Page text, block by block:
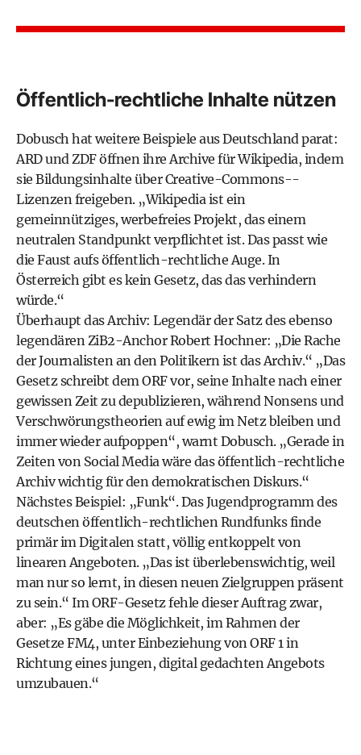
Öffentlich-rechtliche Inhalte nützen
Dobusch hat weitere Beispiele aus Deutschland parat:
ARD und ZDF öffnen ihre Archive für Wikipedia, indem
sie Bildungsinhalte über Creative-Commons-­
Lizenzen freigeben. „Wikipedia ist ein
gemeinnütziges, werbefreies Projekt, das einem
neutralen Standpunkt verpflichtet ist. Das passt wie
die Faust aufs öffentlich-rechtliche Auge. In
Österreich gibt es kein Gesetz, das das verhindern
würde.“
Überhaupt das Archiv: Legendär der Satz des ebenso
legendären ZiB2-Anchor Robert Hochner: „Die Rache
der Journalisten an den Politikern ist das Archiv.“ „Das
Gesetz schreibt dem ORF vor, seine Inhalte nach einer
gewissen Zeit zu depublizieren, während Nonsens und
Verschwörungstheorien auf ewig im Netz bleiben und
immer wieder aufpoppen“, warnt Dobusch. „Gerade in
Zeiten von Social Media wäre das öffentlich-rechtliche
Archiv wichtig für den demokratischen Diskurs.“
Nächstes Beispiel: „Funk“. Das Jugendprogramm des
deutschen öffentlich-rechtlichen Rundfunks finde
primär im Digitalen statt, völlig entkoppelt von
linearen Angeboten. „Das ist überlebenswichtig, weil
man nur so lernt, in diesen neuen Zielgruppen präsent
zu sein.“ Im ORF-Gesetz fehle dieser Auftrag zwar,
aber: „Es gäbe die Möglichkeit, im Rahmen der
Gesetze FM4, unter Einbeziehung von ORF 1 in
Richtung eines jungen, digital gedachten Angebots
umzubauen.“